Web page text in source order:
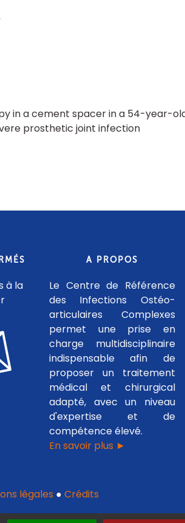
in a cement spacer in a 54-year-
prosthetic joint infection
à la
A PROPOS
Le Centre de Référence
des Infections Ostéo-
articulaires Complexes
permet une prise en
charge multidisciplinaire
indispensable afin de
proposer un traitement
médical et chirurgical
adapté, avec un niveau
d'expertise et de
compétence élevé.
En savoir plus ►
légales ● Crédits